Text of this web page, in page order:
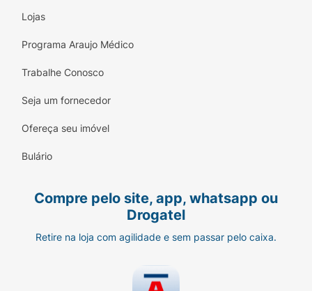
comprovada
Modo de usar:Usar somente nas axilas.
ou lesionada. Caso ocorra irritação e/ou
prurido no local da aplicação, suspender o
uso imediatamente e procurar orientação
médica. Manter fora do alcance de crianças.
temperatura ambiente.
Composição:Aqua, Aluminum Chlorohydrate,
Parfum, Palmitamidopropyltrimonium
Chloride, Propylene Glycol, Tocopherol,
Lojas
Programa Araujo Médico
Trabalhe Conosco
Seja um fornecedor
Ofereça seu imóvel
Bulário
Compre pelo site, app, whatsapp ou
Drogatel
Retire na loja com agilidade e sem passar pelo caixa.